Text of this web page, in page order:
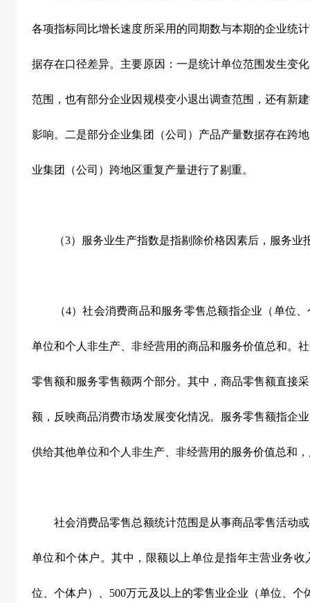
各项指标同比增长速度所采用的同期数与本期的企业统
据存在口径差异。主要原因：一是统计单位范围发生变
范围，也有部分企业因规模变小退出调查范围，还有新
影响。二是部分企业集团（公司）产品产量数据存在跨
业集团（公司）跨地区重复产量进行了剔重。
（3）服务业生产指数是指剔除价格因素后，服务业
（4）社会消费商品和服务零售总额指企业（单位
单位和个人非生产、非经营用的商品和服务价值总和。
零售额和服务零售额两个部分。其中，商品零售额直接
额，反映商品消费市场发展变化情况。服务零售额指企
供给其他单位和个人非生产、非经营用的服务价值总和
社会消费品零售总额统计范围是从事商品零售活动或
单位和个体户。其中，限额以上单位是指年主营业务收
位、个体户）、 500万元及以上的零售业企业（单位、个